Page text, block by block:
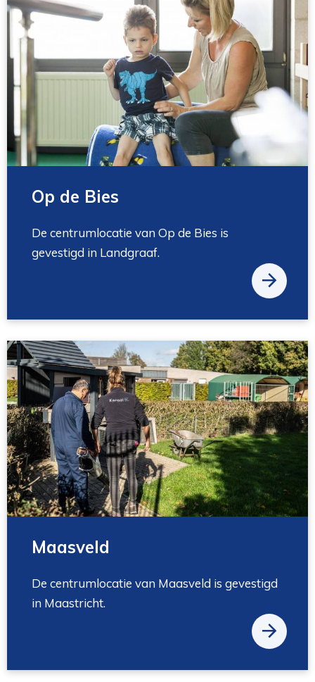
Op de Bies
De centrumlocatie van Op de Bies is
gevestigd in Landgraaf.
Maasveld
De centrumlocatie van Maasveld is gevestigd
in Maastricht.